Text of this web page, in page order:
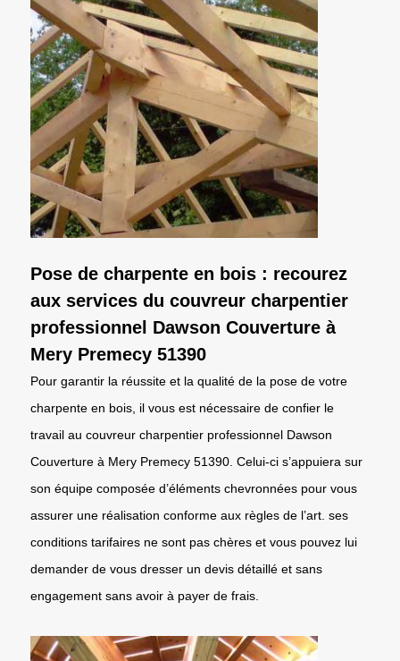
Pose de charpente en bois : recourez
aux services du couvreur charpentier
professionnel Dawson Couverture à
Mery Premecy 51390
Pour garantir la réussite et la qualité de la pose de votre
charpente en bois, il vous est nécessaire de confier le
travail au couvreur charpentier professionnel Dawson
Couverture à Mery Premecy 51390. Celui-ci s’appuiera sur
son équipe composée d’éléments chevronnées pour vous
assurer une réalisation conforme aux règles de l’art. ses
conditions tarifaires ne sont pas chères et vous pouvez lui
demander de vous dresser un devis détaillé et sans
engagement sans avoir à payer de frais.